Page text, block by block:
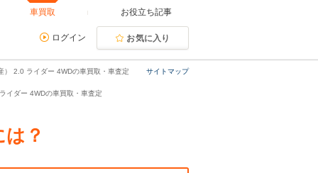
車買取 お役立ち記事
ログイン お気に入り
サイトマップ
） 2.0 ライダー 4WDの車買取・車査定
イダー 4WDの車買取・車査定
？